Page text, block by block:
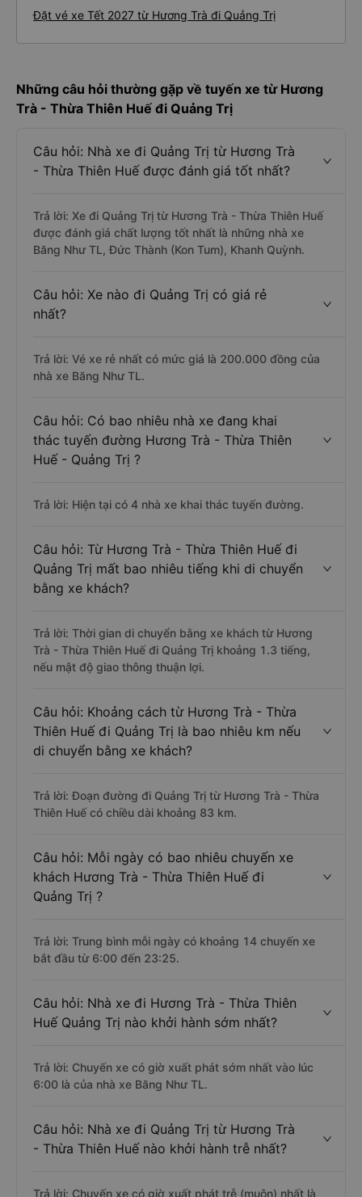
Đặt vé xe Tết 2027 từ Hương Trà đi Quảng Trị
Những câu hỏi thường gặp về tuyến xe từ Hương
Trà - Thừa Thiên Huế đi Quảng Trị
Câu hỏi: Nhà xe đi Quảng Trị từ Hương Trà
- Thừa Thiên Huế được đánh giá tốt nhất?
Trả lời: Xe đi Quảng Trị từ Hương Trà - Thừa Thiên Huế
được đánh giá chất lượng tốt nhất là những nhà xe
Băng Như TL, Đức Thành (Kon Tum), Khanh Quỳnh.
Câu hỏi: Xe nào đi Quảng Trị có giá rẻ
nhất?
Trả lời: Vé xe rẻ nhất có mức giá là 200.000 đồng của
nhà xe Băng Như TL.
Câu hỏi: Có bao nhiêu nhà xe đang khai
thác tuyến đường Hương Trà - Thừa Thiên
Huế - Quảng Trị ?
Trả lời: Hiện tại có 4 nhà xe khai thác tuyến đường.
Câu hỏi: Từ Hương Trà - Thừa Thiên Huế đi
Quảng Trị mất bao nhiêu tiếng khi di chuyển
bằng xe khách?
Trả lời: Thời gian di chuyển bằng xe khách từ Hương
Trà - Thừa Thiên Huế đi Quảng Trị khoảng 1.3 tiếng,
nếu mật độ giao thông thuận lợi.
Câu hỏi: Khoảng cách từ Hương Trà - Thừa
Thiên Huế đi Quảng Trị là bao nhiêu km nếu
di chuyển bằng xe khách?
Trả lời: Đoạn đường đi Quảng Trị từ Hương Trà - Thừa
Thiên Huế có chiều dài khoảng 83 km.
Câu hỏi: Mỗi ngày có bao nhiêu chuyến xe
khách Hương Trà - Thừa Thiên Huế đi
Quảng Trị ?
Trả lời: Trung bình mỗi ngày có khoảng 14 chuyến xe
bắt đầu từ 6:00 đến 23:25.
Câu hỏi: Nhà xe đi Hương Trà - Thừa Thiên
Huế Quảng Trị nào khởi hành sớm nhất?
Trả lời: Chuyến xe có giờ xuất phát sớm nhất vào lúc
6:00 là của nhà xe Băng Như TL.
Câu hỏi: Nhà xe đi Quảng Trị từ Hương Trà
- Thừa Thiên Huế nào khởi hành trễ nhất?
Trả lời: Chuyến xe có giờ xuất phát trễ (muộn) nhất là